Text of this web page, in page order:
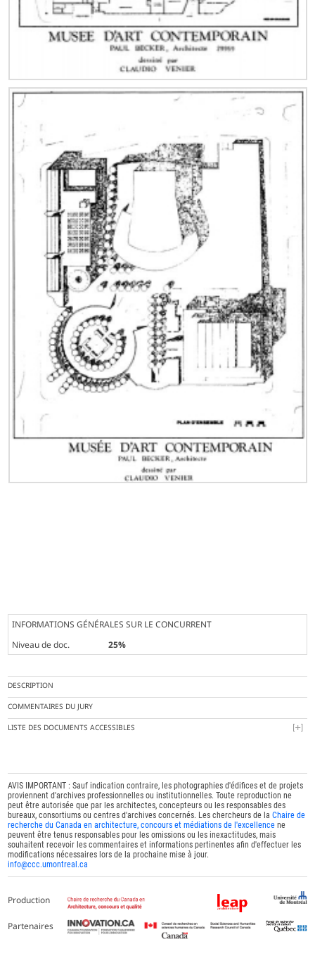
INFORMATIONS GÉNÉRALES SUR LE CONCURRENT
Niveau de doc.
25%
DESCRIPTION
COMMENTAIRES DU JURY
LISTE DES DOCUMENTS ACCESSIBLES
AVIS IMPORTANT : Sauf indication contraire, les photographies d'édifices et de projets
proviennent d'archives professionnelles ou institutionnelles. Toute reproduction ne
peut être autorisée que par les architectes, concepteurs ou les responsables des
bureaux, consortiums ou centres d'archives concernés. Les chercheurs de laChaire de
recherche du Canada en architecture, concours et médiations de l'excellence ne
peuvent être tenus responsables pour les omissions ou les inexactitudes, mais
souhaitent recevoir les commentaires et informations pertinentes afin d'effectuer les
modifications nécessaires lors de la prochaine mise à jour.
info@ccc.umontreal.ca
Production
Partenaires